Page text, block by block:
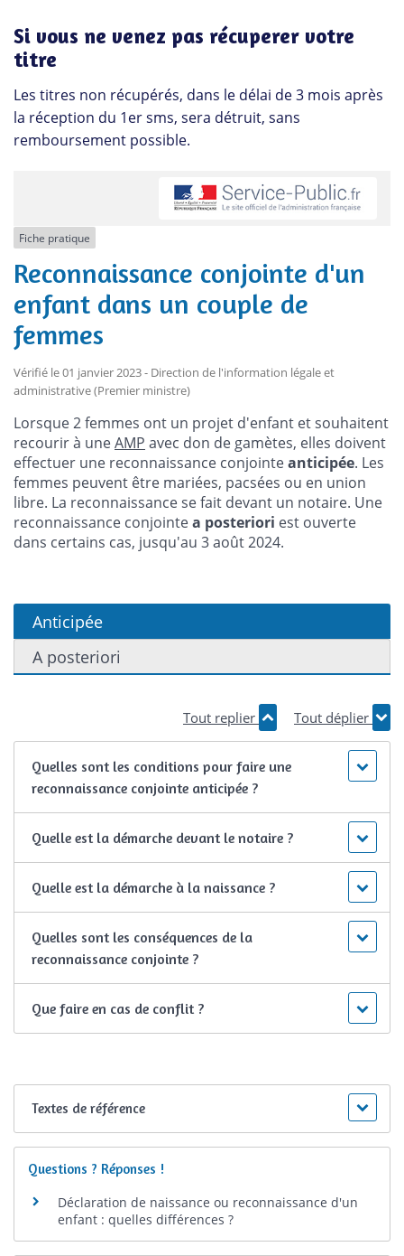
Si vous ne venez pas récuperer votre
titre
Les titres non récupérés, dans le délai de 3 mois après
la réception du 1er sms, sera détruit, sans
remboursement possible.
Fiche pratique
Reconnaissance conjointe d'un
enfant dans un couple de
femmes
Vérifié le 01 janvier 2023 - Direction de l'information légale et
administrative (Premier ministre)
Lorsque 2 femmes ont un projet d'enfant et souhaitent
recourir à uneAMP avec don de gamètes, elles doivent
effectuer une reconnaissance conjointeanticipée. Les
femmes peuvent être mariées, pacsées ou en union
libre. La reconnaissance se fait devant un notaire. Une
reconnaissance conjointea posteriori est ouverte
dans certains cas, jusqu'au 3 août 2024.
Anticipée
A posteriori
Tout replier Tout déplier
Quelles sont les conditions pour faire une
reconnaissance conjointe anticipée ?
Quelle est la démarche devant le notaire ?
Quelle est la démarche à la naissance ?
Quelles sont les conséquences de la
reconnaissance conjointe ?
Que faire en cas de conflit ?
Textes de référence
Questions ? Réponses !
Déclaration de naissance ou reconnaissance d'un
enfant : quelles différences ?